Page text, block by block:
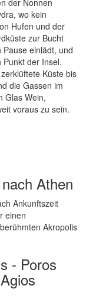
der Nonnen
wo kein
Hufen und der
zur Bucht
einlädt, und
der Insel.
Küste bis
die Gassen im
Glas Wein,
voraus zu sein.
Athen
Ankunftszeit
einen
Akropolis
- Poros